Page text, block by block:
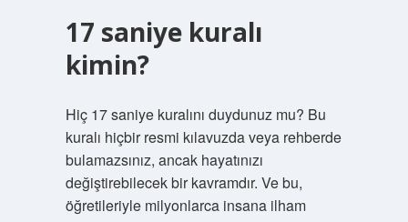
17 saniye kuralı
kimin?
Hiç 17 saniye kuralını duydunuz mu? Bu
kuralı hiçbir resmi kılavuzda veya rehberde
bulamazsınız, ancak hayatınızı
değiştirebilecek bir kavramdır. Ve bu,
öğretileriyle milyonlarca insana ilham